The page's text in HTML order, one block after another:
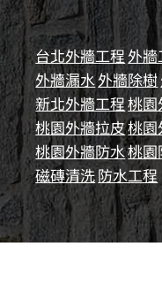
台北外牆工程 外牆
外牆漏水外牆除樹
新北外牆工程 桃園
桃園外牆拉皮桃園
桃園外牆防水桃園
磁磚清洗防水工程